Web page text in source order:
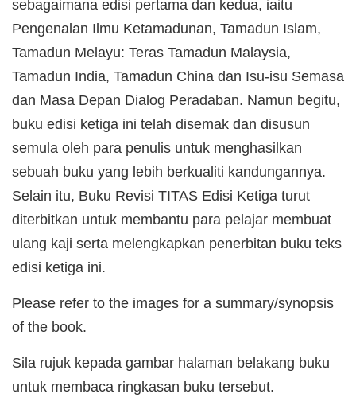
sebagaimana edisi pertama dan kedua, iaitu
Pengenalan Ilmu Ketamadunan, Tamadun Islam,
Tamadun Melayu: Teras Tamadun Malaysia,
Tamadun India, Tamadun China dan Isu-isu Semasa
dan Masa Depan Dialog Peradaban. Namun begitu,
buku edisi ketiga ini telah disemak dan disusun
semula oleh para penulis untuk menghasilkan
sebuah buku yang lebih berkualiti kandungannya.
Selain itu, Buku Revisi TITAS Edisi Ketiga turut
diterbitkan untuk membantu para pelajar membuat
ulang kaji serta melengkapkan penerbitan buku teks
edisi ketiga ini.
Please refer to the images for a summary/synopsis
of the book.
Sila rujuk kepada gambar halaman belakang buku
untuk membaca ringkasan buku tersebut.